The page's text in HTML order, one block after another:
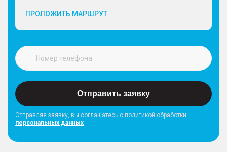
ПРОЛОЖИТЬ МАРШРУТ
Отправить заявку
Отправляя заявку, вы соглашатесь с политикой обработки
персональных данных